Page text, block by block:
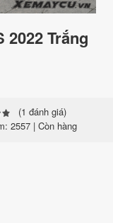
2022 Trắng
(1 đánh giá)
2557 | Còn hàng